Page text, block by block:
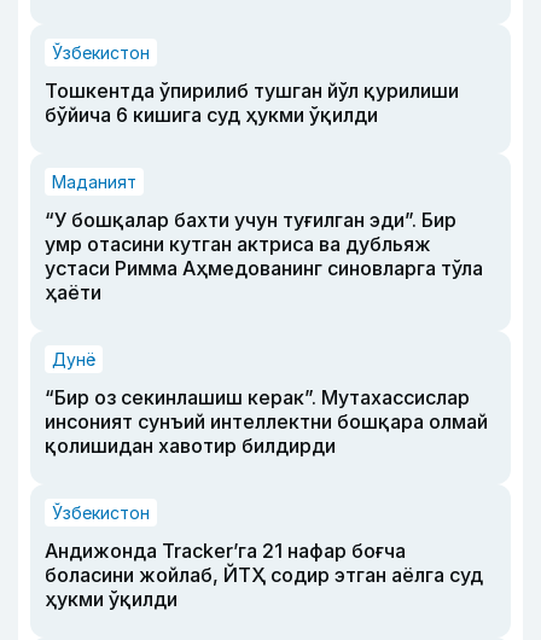
Ўзбекистон
Тошкентда ўпирилиб тушган йўл қурилиши
бўйича 6 кишига суд ҳукми ўқилди
Маданият
“У бошқалар бахти учун туғилган эди”. Бир
умр отасини кутган актриса ва дубльяж
устаси Римма Аҳмедованинг синовларга тўла
ҳаёти
Дунё
“Бир оз секинлашиш керак”. Мутахассислар
инсоният сунъий интеллектни бошқара олмай
қолишидан хавотир билдирди
Ўзбекистон
Андижонда Tracker’га 21 нафар боғча
боласини жойлаб, ЙТҲ содир этган аёлга суд
ҳукми ўқилди